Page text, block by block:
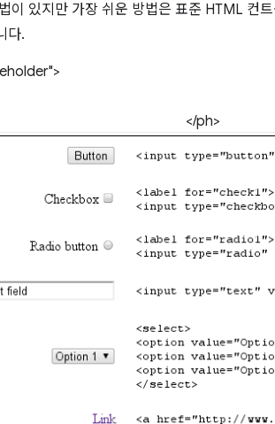
이 있지만 가장 쉬운 방법은 표준 HTML 컨
다.
</ph>